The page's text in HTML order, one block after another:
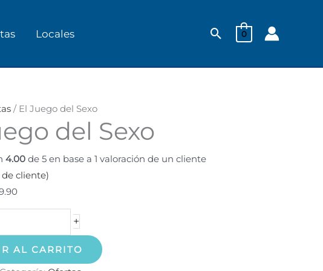
Locales Buscar
0
/ El Juego del Sexo
del Sexo
4.00 de 5 en base a 1 valoración de un cliente
cliente)
actual
es:
S/ 39.90.
+
AL CARRITO